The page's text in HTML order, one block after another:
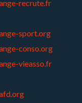
recrute.fr
sport.org
conso.org
vieasso.fr